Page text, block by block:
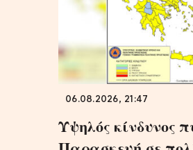
06.08.2026, 21:47
Υψηλός κίνδυνος